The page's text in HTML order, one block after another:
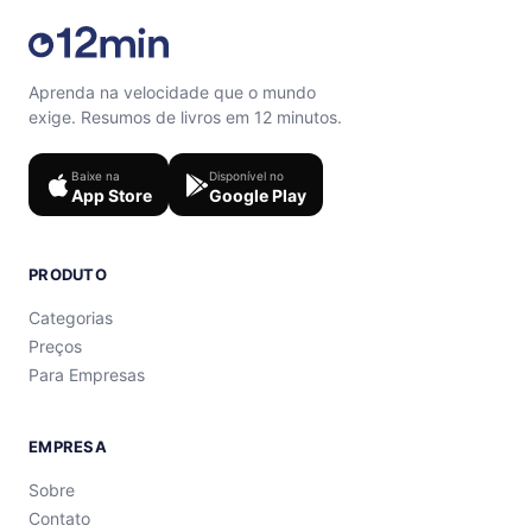
Aprenda na velocidade que o mundo
exige. Resumos de livros em 12 minutos.
Baixe na
App Store
Disponível no
Google Play
PRODUTO
Categorias
Preços
Para Empresas
EMPRESA
Sobre
Contato